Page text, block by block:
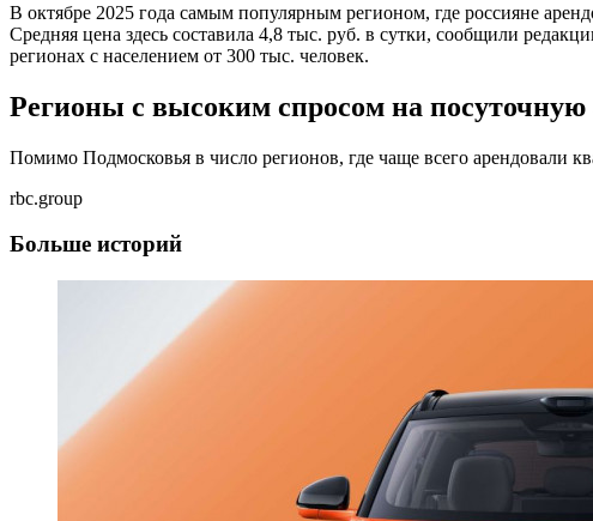
В октябре 2025 года самым популярным регионом, где россияне
Средняя цена здесь составила 4,8 тыс. руб. в сутки, сообщили
регионах с населением от 300 тыс. человек.
Регионы с высоким спросом на посуточную
Помимо Подмосковья в число регионов, где чаще всего арендовали
rbc.group
Больше историй